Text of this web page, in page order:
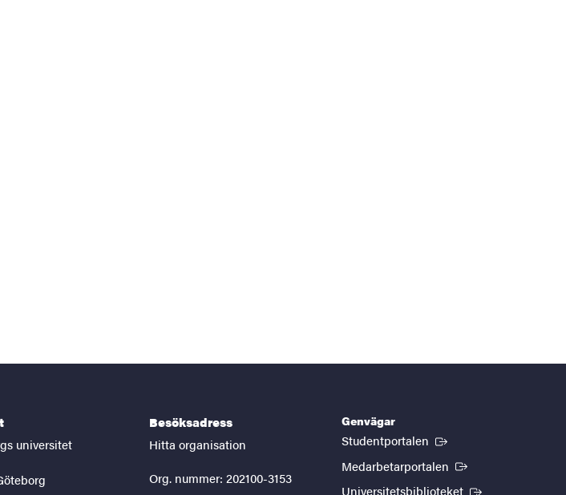
universitet
Besöksadress
Hitta organisation
Org. nummer: 202100-3153
Genvägar
Studentportalen (Extern länk)
Medarbetarportalen (Extern länk)
Universitetsbiblioteket (Extern länk)